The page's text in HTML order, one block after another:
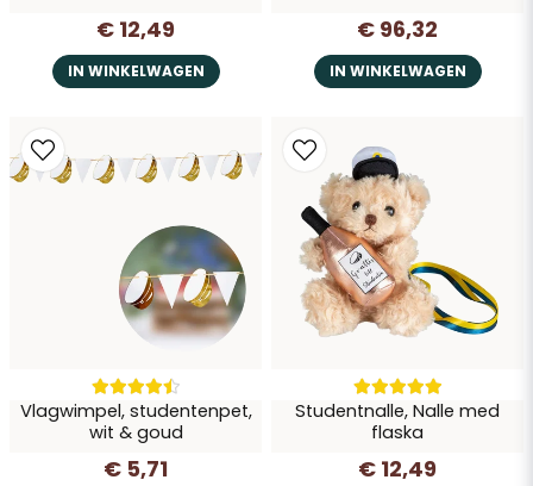
€ 12,49
IN WINKELWAGEN
€ 96,32
IN WINKELWAGEN
Vlagwimpel, studentenpet,
wit & goud
€ 5,71
Studentnalle, Nalle med
flaska
€ 12,49